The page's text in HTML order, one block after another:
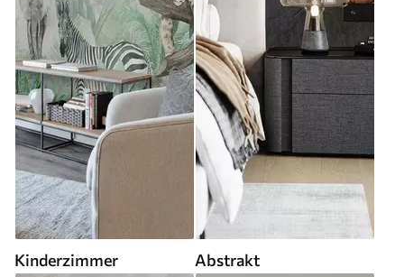
Kinderzimmer Abstrakt